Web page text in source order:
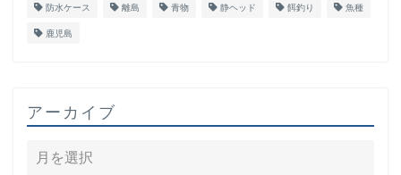
防水ケース 離島 青物 静ヘッド 餌釣り 魚種
鹿児島
アーカイブ